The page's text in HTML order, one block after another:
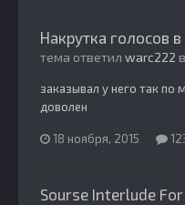
Накрутка голосов
тема ответил warc222
заказывал у него так по
доволен
18 ноября, 2015
Sourse Interlude